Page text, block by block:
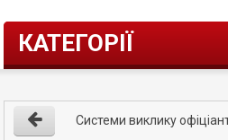
КАТЕГОРІЇ
Системи виклику